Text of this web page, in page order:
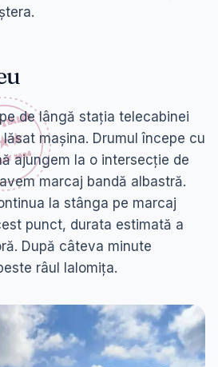
de lângă stația telecabinei
mașina. Drumul începe cu
ajungem la o intersecție de
marcaj bandă albastră.
la stânga pe marcaj
punct, durata estimată a
După câteva minute
râul Ialomița.